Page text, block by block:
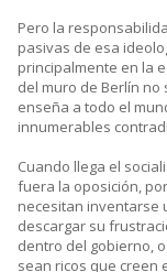
Pero la
pasivas de esa
principalmente en la
del muro de Berlín no
enseña a todo el
innumerables
Cuando llega el
fuera la oposición,
necesitan inventarse
descargar su
dentro del gobierno,
sean ricos que creen